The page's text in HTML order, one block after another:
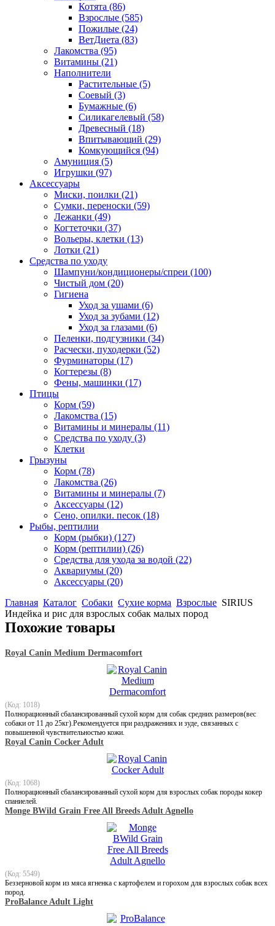
Котята (86)
Взрослые (585)
Пожилые (24)
ВетДиета (83)
Лакомства (95)
Витамины (21)
Наполнители
Растительные (5)
Соевый (3)
Бумажные (6)
Силикагелевый (58)
Древесный (18)
Впитывающий (29)
Комкующийся (94)
Амуниция (5)
Игрушки (97)
Аксессуары
Миски, поилки (21)
Сумки, переноски (59)
Лежанки (49)
Когтеточки (37)
Вольеры, клетки (13)
Лотки (21)
Средства по уходу
Шампуни/кондиционеры/спреи (100)
Чистый дом (20)
Гигиена
Уход за ушами (6)
Уход за зубами (12)
Уход за глазами (6)
Пеленки, подгузники (34)
Расчески, пуходерки (52)
Фурминаторы (17)
Когтерезы (8)
Фены, машинки (17)
Птицы
Корм (59)
Лакомства (15)
Витамины и минералы (11)
Средства по уходу (3)
Клетки
Грызуны
Корм (78)
Лакомства (26)
Витамины и минералы (7)
Аксессуары (12)
Сено, опилки. песок (18)
Рыбы, рептилии
Корм (рыбки) (127)
Корм (рептилии) (26)
Средства для ухода за водой (22)
Аквариумы (20)
Аксессуары (20)
Главная Каталог Собаки Сухие корма Взрослые SIRIUS
Индейка и рис для взрослых собак малых пород
Похожие товары
Royal Canin Medium Dermacomfort
(Код: 1018)
Полнорационный сбалансированный сухой корм для собак средних размеров(вес
собаки от 11 до 25кг).Рекомендуется при раздражениях и зуде, связанных с
повышенной чувствительностью кожи.
Royal Canin Cocker Adult
(Код: 1068)
Полнорационный сбалансированный сухой корм для взрослых собак породы кокер
спаниелей.
Monge BWild Grain Free All Breeds Adult Agnello
(Код: 5549)
Беззерновой корм из мяса ягненка с картофелем и горохом для взрослых собак всех
пород.
ProBalance Adult Light